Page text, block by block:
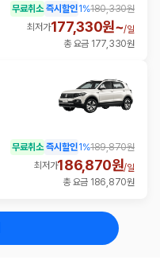
무료취소 즉시할인1 %180,330원
최저가177,330원~/일
총 요금 177,330원
무료취소 즉시할인1 %189,870원
최저가186,870원/일
총 요금 186,870원